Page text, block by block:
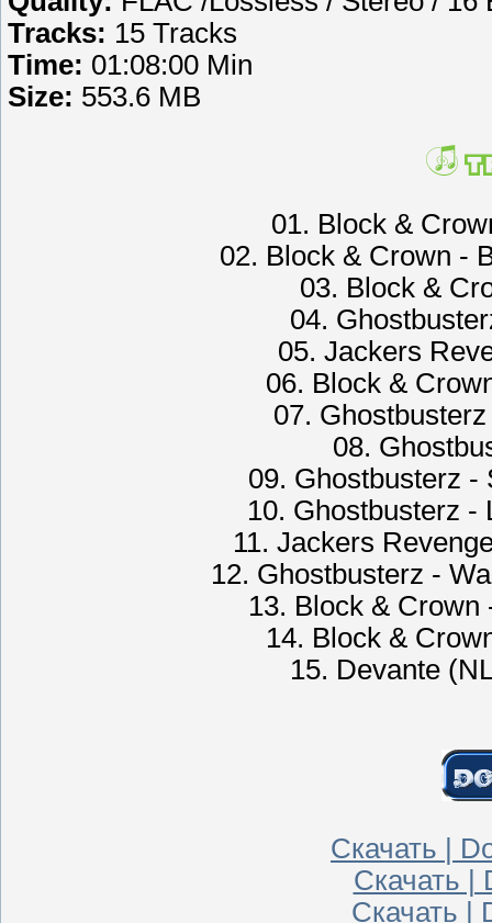
Tracks: 15 Tracks
Time: 01:08:00 Min
Size: 553.6 MB
01. Block &
02. Block & Crown -
03. Block &
04.
05. Jackers
06. Block &
07.
08.
09. Ghostbusterz -
10. Ghostbusterz -
11. Jackers
12. Ghostbusterz -
13. Block & Crown
14. Block &
15. Devante
Скачать |
Скачать |
Скачать |